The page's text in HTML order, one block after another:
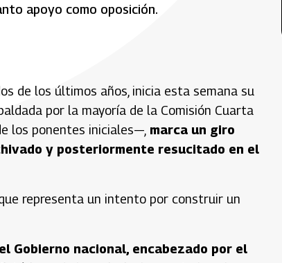
apoyo como oposición.
de los últimos años, inicia esta semana su
por la mayoría de la Comisión Cuarta
los ponentes iniciales—, marca un giro
y posteriormente resucitado en el
que representa un intento por construir un
Gobierno nacional, encabezado por el